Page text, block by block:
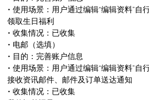
• 使用场景：用户通过编辑“编辑资料”自
领取生日福利
• 收集情况：已收集
• 电邮（选填）
• 目的：完善账户信息
• 使用场景：用户通过编辑“编辑资料”自
接收资讯邮件、邮件及订单送达通知
• 收集情况：已收集